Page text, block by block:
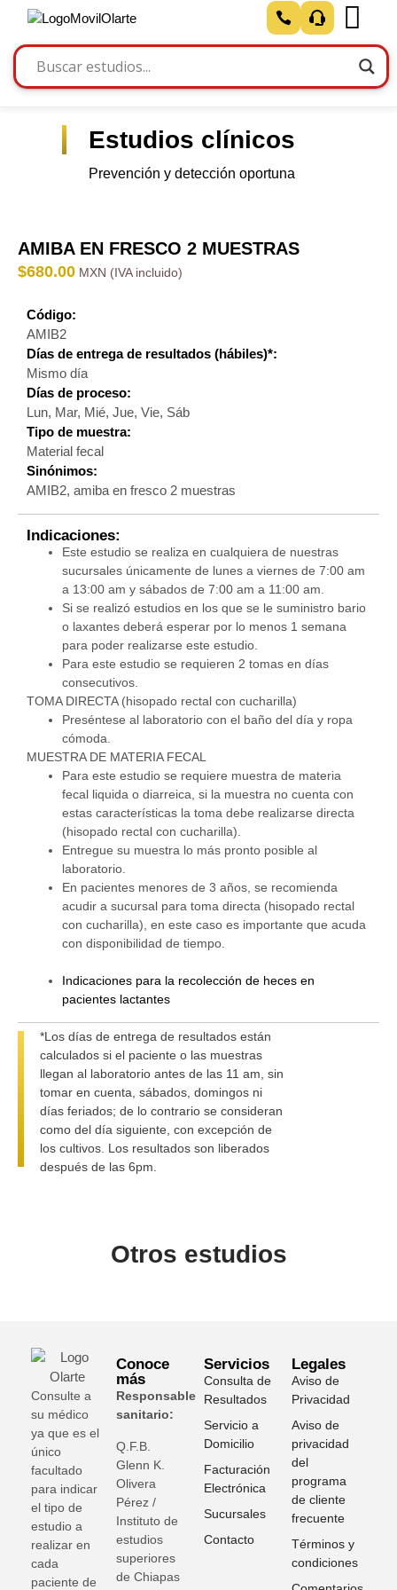
Estudios clínicos
Prevención y detección oportuna
AMIBA EN FRESCO 2 MUESTRAS
$680.00
Código:
AMIB2
Días de entrega de resultados (hábiles)*:
Mismo día
Días de proceso:
Lun, Mar, Mié, Jue, Vie, Sáb
Tipo de muestra:
Material fecal
Sinónimos:
AMIB2, amiba en fresco 2 muestras
Indicaciones:
Este estudio se realiza en cualquiera de nuestras
sucursales únicamente de lunes a viernes de 7:00 am
a 13:00 am y sábados de 7:00 am a 11:00 am.
Si se realizó estudios en los que se le suministro bario
o laxantes deberá esperar por lo menos 1 semana
para poder realizarse este estudio.
Para este estudio se requieren 2 tomas en días
consecutivos.
TOMA DIRECTA (hisopado rectal con cucharilla)
Preséntese al laboratorio con el baño del día y ropa
cómoda.
MUESTRA DE MATERIA FECAL
Para este estudio se requiere muestra de materia
fecal liquida o diarreica, si la muestra no cuenta con
estas características la toma debe realizarse directa
(hisopado rectal con cucharilla).
Entregue su muestra lo más pronto posible al
laboratorio.
En pacientes menores de 3 años, se recomienda
acudir a sucursal para toma directa (hisopado rectal
con cucharilla), en este caso es importante que acuda
con disponibilidad de tiempo.
Indicaciones para la recolección de heces en
pacientes lactantes
*Los días de entrega de resultados están
calculados si el paciente o las muestras
llegan al laboratorio antes de las 11 am, sin
tomar en cuenta, sábados, domingos ni
días feriados; de lo contrario se consideran
como del día siguiente, con excepción de
los cultivos. Los resultados son liberados
después de las 6pm.
Otros estudios
Consulte a
su médico
ya que es el
único
facultado
para indicar
el tipo de
estudio a
realizar en
cada
paciente de
Conoce
más
Responsable
sanitario:
Q.F.B.
Glenn K
Olivera
Pérez /
Instituto de
estudios
superiores
de Chiapas
Servicios
Consulta de
Resultados
Servicio a
Domicilio
Facturación
Electrónica
Sucursales
Contacto
Legales
Aviso de
Privacidad
Aviso de
privacidad
del
programa
de cliente
frecuente
Términos y
condiciones